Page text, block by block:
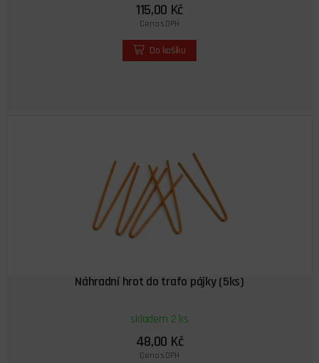
115,00 Kč
Cena s DPH
Do košíku
Náhradní hrot do trafo pájky (5ks)
skladem 2 ks
48,00 Kč
Cena s DPH